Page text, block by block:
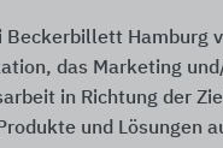
Beckerbillett Hamburg
das Marketing
in Richtung der
und Lösungen